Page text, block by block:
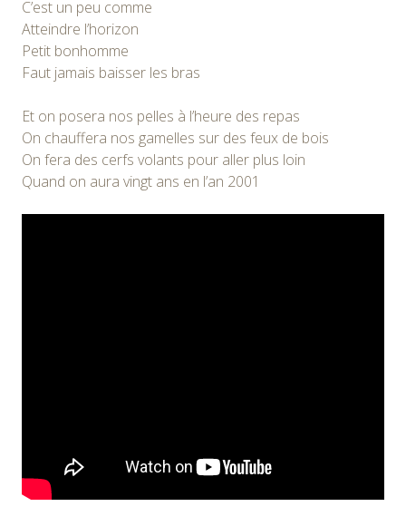
C’est un peu comme
Atteindre l’horizon
Petit bonhomme
Faut jamais baisser les bras
Et on posera nos pelles à l’heure des repas
On chauffera nos gamelles sur des feux de bois
On fera des cerfs volants pour aller plus loin
Quand on aura vingt ans en l’an 2001